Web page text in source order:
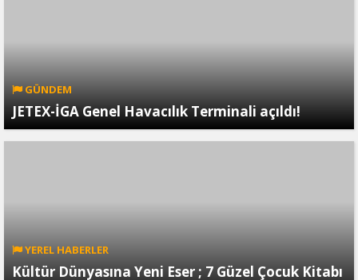
GÜNDEM
JETEX-İGA Genel Havacılık Terminali açıldı!
YEREL HABERLER
Kültür Dünyasına Yeni Eser ; 7 Güzel Çocuk Kitabı